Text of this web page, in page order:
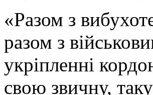
«Разом з
разом з
укріпленні
свою звичну,